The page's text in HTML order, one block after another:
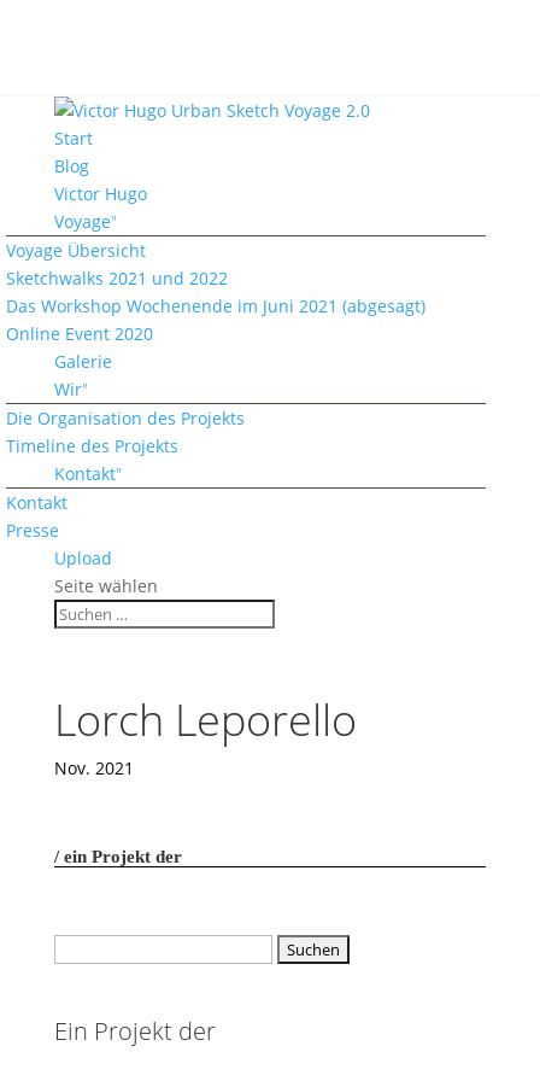
Start
Blog
Victor Hugo
Voyage
Voyage Übersicht
Sketchwalks 2021 und 2022
Das Workshop Wochenende im Juni 2021 (abgesagt)
Online Event 2020
Galerie
Wir
Die Organisation des Projekts
Timeline des Projekts
Kontakt
Kontakt
Presse
Upload
Seite wählen
Lorch Leporello
Nov. 2021
ein Projekt der
Ein Projekt der